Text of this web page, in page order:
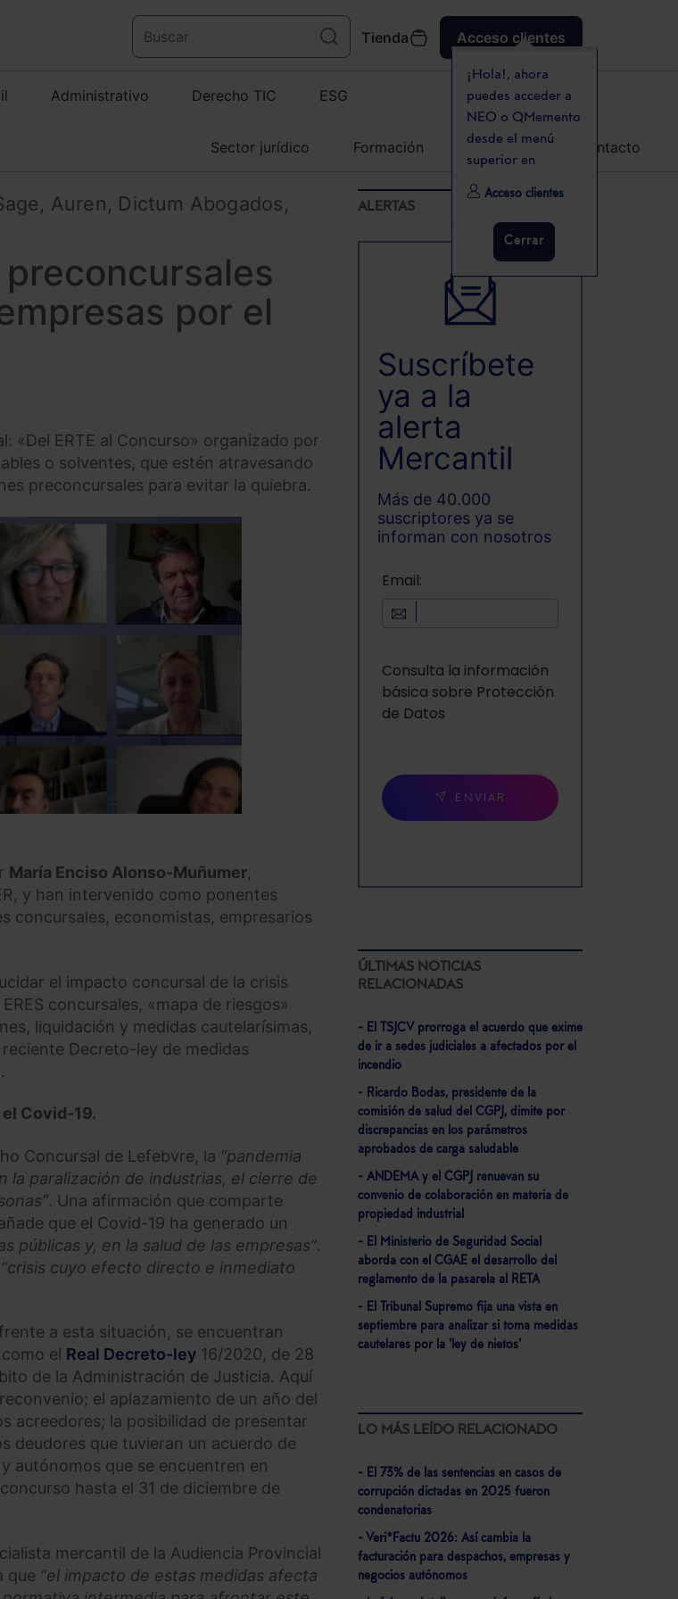
Tienda Acceso clientes
¡Hola!, ahora
puedes acceder a
NEO o QMemento
desde el menú
superior en
Acceso clientes
Cerrar
Administrativo Derecho TIC ESG
Sector jurídico Formación Agenda Contacto
Auren, Dictum Abogados,
por el
«Del ERTE al Concurso» organizado por
o solventes, que estén atravesando
preconcursales para evitar la quiebra.
María Enciso Alonso-Muñumer,
y han intervenido como ponentes
concursales, economistas, empresarios
el impacto concursal de la crisis
concursales, «mapa de riesgos»
liquidación y medidas cautelarísimas,
Decreto-ley de medidas
Covid-19.
Concursal de Lefebvre, la “pandemia
la paralización de industrias, el cierre de
. Una afirmación que comparte
que el Covid-19 ha generado un
públicas y, en la salud de las empresas”.
“crisis cuyo efecto directo e inmediato
a esta situación, se encuentran
el Real Decreto-ley 16/2020, de 28
de la Administración de Justicia. Aquí
el aplazamiento de un año del
acreedores; la posibilidad de presentar
deudores que tuvieran un acuerdo de
autónomos que se encuentren en
hasta el 31 de diciembre de
mercantil de la Audiencia Provincial
que “el impacto de estas medidas afecta
ALERTAS
Suscríbete
ya a la
alerta
Mercantil
Más de 40.000
suscriptores ya se
informan con nosotros
Email:
Consulta la información
básica sobre Protección
de Datos
ENVIAR
ÚLTIMAS NOTICIAS
RELACIONADAS
- El TSJCV prorroga el acuerdo que exime
de ir a sedes judiciales a afectados por el
incendio
- Ricardo Bodas, presidente de la
comisión de salud del CGPJ, dimite por
discrepancias en los parámetros
aprobados de carga saludable
- ANDEMA y el CGPJ renuevan su
convenio de colaboración en materia de
propiedad industrial
- El Ministerio de Seguridad Social
aborda con el CGAE el desarrollo del
reglamento de la pasarela al RETA
- El Tribunal Supremo fija una vista en
septiembre para analizar si toma medidas
cautelares por la 'ley de nietos'
LO MÁS LEÍDO RELACIONADO
- El 73% de las sentencias en casos de
corrupción dictadas en 2025 fueron
condenatorias
- Veri*Factu 2026: Así cambia la
facturación para despachos, empresas y
negocios autónomos